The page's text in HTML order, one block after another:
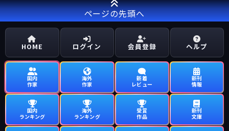
ページの先頭へ
HOME ログイン 会員登録 ヘルプ
国内
作家
海外
作家
新着
レビュー
新刊
情報
国内
ランキング
海外
ランキング
受賞
作品
新刊
文庫